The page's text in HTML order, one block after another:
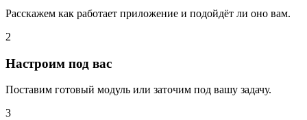
Расскажем как работает приложение и подойдёт ли оно вам.
2
Настроим под вас
Поставим готовый модуль или заточим под вашу задачу.
3